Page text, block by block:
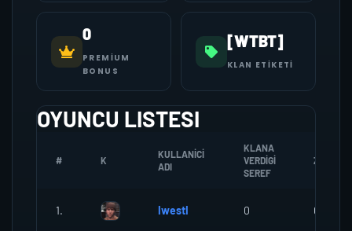
0
PREMIUM
BONUS
[WTBT]
KLAN ETIKETI
OYUNCU LISTESI
# K
KULLANICI
ADI
KLANA
VERDIGI
SEREF
ZOMBI
1. IwestI 0 0